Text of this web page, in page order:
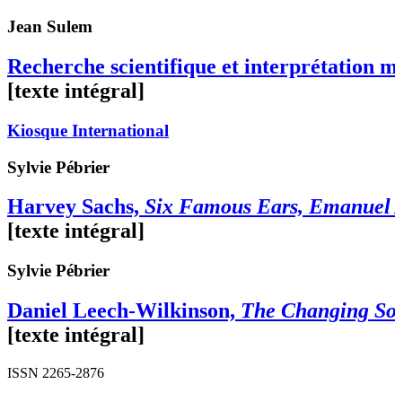
Jean Sulem
Recherche scientifique et interprétation
[texte intégral]
Kiosque International
Sylvie Pébrier
Harvey Sachs, Six Famous Ears,
[texte intégral]
Sylvie Pébrier
Daniel Leech-Wilkinson, The Changing
[texte intégral]
ISSN 2265-2876